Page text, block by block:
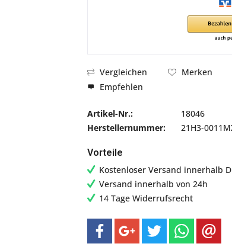
Vergleichen Merken
Empfehlen
Artikel-Nr.:
18046
Herstellernummer:
21H3-
Vorteile
Kostenloser Versand innerhalb D
Versand innerhalb von 24h
14 Tage Widerrufsrecht